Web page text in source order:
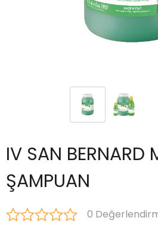
IV SAN BERNARD
ŞAMPUAN
0